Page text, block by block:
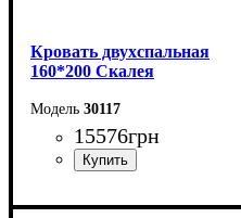
Кровать двухспальная
160*200 Скалея
30117
15576грн